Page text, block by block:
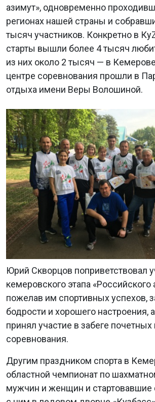
азимут», одновременно
регионах нашей страны и
тысяч участников. Конкретно в
старты вышли более 4 тысяч
из них около 2 тысяч — в
центре соревнования прошли в
отдыха имени Веры Волошиной.
Юрий Скворцов поприветствовал
кемеровского этапа «Российского
пожелав им спортивных успехов,
бодрости и хорошего настроения,
принял участие в забеге почетных
соревнования.
Другим праздником спорта в
областной чемпионат по
мужчин и женщин и